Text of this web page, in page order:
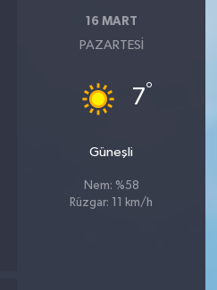
16 MART
PAZARTESI
7°
Güneşli
Nem: %58
Rüzgar: 11 km/h